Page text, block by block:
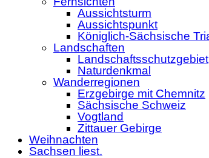
Aussichtsturm
Aussichtspunkt
Königlich-Sächsische
Landschaften
Landschaftsschutzgebiet
Naturdenkmal
Wanderregionen
Erzgebirge mit Chemnitz
Sächsische Schweiz
Vogtland
Zittauer Gebirge
Weihnachten
Sachsen liest.